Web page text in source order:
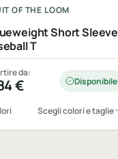
OF THE LOOM
Short Sleeve
T
da:
€ Disponibile
Scegli colori e taglie